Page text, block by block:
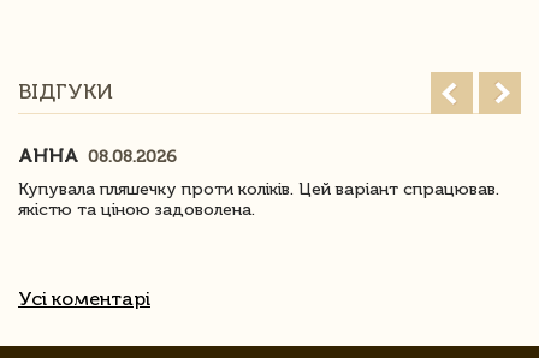
ВІДГУКИ
АННА 08.08.2026
Купувала пляшечку проти коліків. Цей варіант спрацював.
якістю та ціною задоволена.
Усі коментарі